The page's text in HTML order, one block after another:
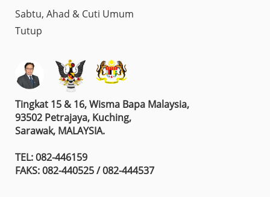
Sabtu, Ahad & Cuti Umum
Tutup
Tingkat 15 & 16, Wisma Bapa Malaysia,
93502 Petrajaya, Kuching,
Sarawak, MALAYSIA.
TEL: 082-446159
FAKS: 082-440525 / 082-444537